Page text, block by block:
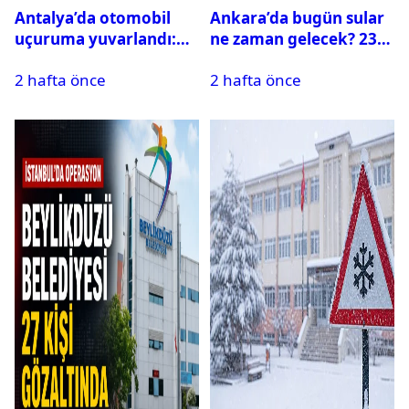
Antalya’da otomobil
uçuruma yuvarlandı:
var
2 hafta önce
Ankara’da bugün sular
ne zaman gelecek? 23
su kesintisi sorgulama
2 hafta önce